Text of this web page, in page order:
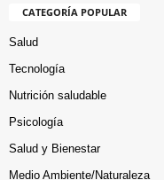
CATEGORÍA POPULAR
Salud
Tecnología
Nutrición saludable
Psicología
Salud y Bienestar
Medio Ambiente/Naturaleza